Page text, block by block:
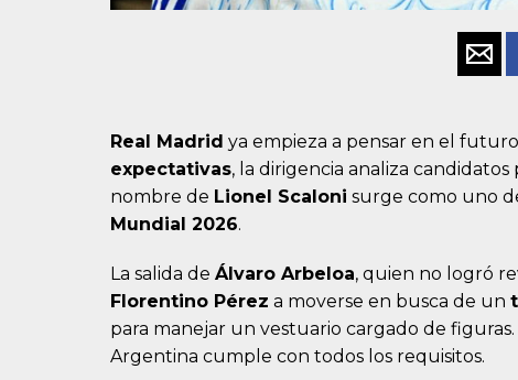
Real Madrid ya empieza a pensar en el
expectativas, la dirigencia analiza candidatos
nombre de Lionel Scaloni surge como uno
Mundial 2026.
La salida de Álvaro Arbeloa, quien no logró
Florentino Pérez a moverse en busca de un
para manejar un vestuario cargado de
Argentina cumple con todos los requisitos.